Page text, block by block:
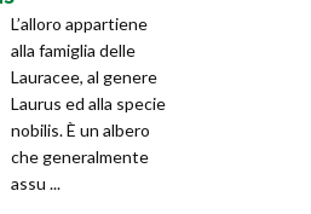
L’alloro appartiene
alla famiglia delle
Lauracee, al genere
Laurus ed alla specie
nobilis. È un albero
che generalmente
assu ...